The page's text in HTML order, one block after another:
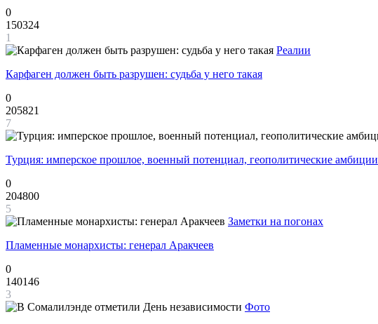
0
150324
1
Реалии
Карфаген должен быть разрушен: судьба у него такая
0
205821
7
Турция: имперское прошлое, военный потенциал, геополитические амбиции
0
204800
5
Заметки на погонах
Пламенные монархисты: генерал Аракчеев
0
140146
3
Фото